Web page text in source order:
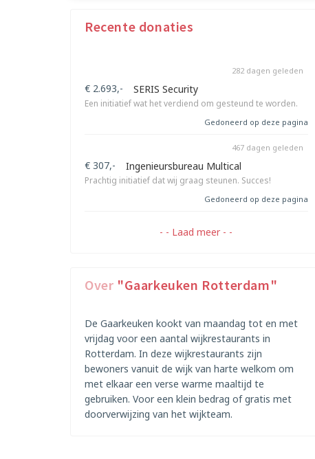
Recente donaties
€ 2.693,- SERIS Security
Een initiatief wat het verdiend om gesteund te worden.
282 dagen geleden
Gedoneerd op deze pagina
€ 307,- Ingenieursbureau Multical
Prachtig initiatief dat wij graag steunen. Succes!
467 dagen geleden
Gedoneerd op deze pagina
- - Laad meer - -
Over "Gaarkeuken Rotterdam"
De Gaarkeuken kookt van maandag tot en met
vrijdag voor een aantal wijkrestaurants in
Rotterdam. In deze wijkrestaurants zijn
bewoners vanuit de wijk van harte welkom om
met elkaar een verse warme maaltijd te
gebruiken. Voor een klein bedrag of gratis met
doorverwijzing van het wijkteam.